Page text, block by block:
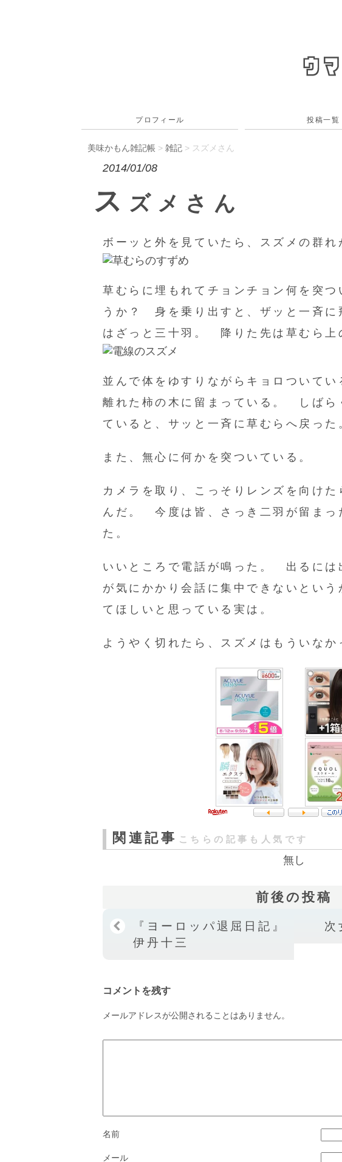
プロフィール 投稿一覧
美味かもん雑記帳 >雑記 > スズメさん
2014/01/08
ス ズメさん
ボーッと外を見ていたら、スズメの群れ
草むらに埋もれてチョンチョン何を突つ
うか？ 身を乗り出すと、ザッと一斉に
はざっと三十羽。 降りた先は草むら上
並んで体をゆすりながらキョロついて
離れた柿の木に留まっている。 しばら
ていると、サッと一斉に草むらへ戻った
また、無心に何かを突ついている。
カメラを取り、こっそりレンズを向けた
んだ。 今度は皆、さっき二羽が留まっ
た。
いいところで電話が鳴った。 出るには
が気にかかり会話に集中できないという
てほしいと思っている実は。
ようやく切れたら、スズメはもういなか
関連記事 こちらの記事も人気です
無し
前後の投稿
『ヨーロッパ退屈日記』
伊丹十三
次
コメントを残す
メールアドレスが公開されることはありません。
名前
メール